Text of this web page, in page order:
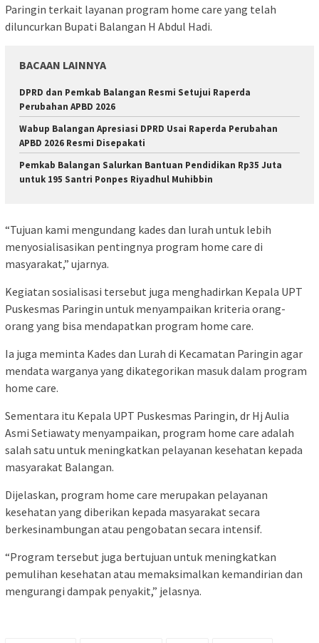
Paringin terkait layanan program home care yang telah
diluncurkan Bupati Balangan H Abdul Hadi.
BACAAN LAINNYA
DPRD dan Pemkab Balangan Resmi Setujui Raperda
Perubahan APBD 2026
Wabup Balangan Apresiasi DPRD Usai Raperda Perubahan
APBD 2026 Resmi Disepakati
Pemkab Balangan Salurkan Bantuan Pendidikan Rp35 Juta
untuk 195 Santri Ponpes Riyadhul Muhibbin
“Tujuan kami mengundang kades dan lurah untuk lebih
menyosialisasikan pentingnya program home care di
masyarakat,” ujarnya.
Kegiatan sosialisasi tersebut juga menghadirkan Kepala UPT
Puskesmas Paringin untuk menyampaikan kriteria orang-
orang yang bisa mendapatkan program home care.
Ia juga meminta Kades dan Lurah di Kecamatan Paringin agar
mendata warganya yang dikategorikan masuk dalam program
home care.
Sementara itu Kepala UPT Puskesmas Paringin, dr Hj Aulia
Asmi Setiawaty menyampaikan, program home care adalah
salah satu untuk meningkatkan pelayanan kesehatan kepada
masyarakat Balangan.
Dijelaskan, program home care merupakan pelayanan
kesehatan yang diberikan kepada masyarakat secara
berkesinambungan atau pengobatan secara intensif.
“Program tersebut juga bertujuan untuk meningkatkan
pemulihan kesehatan atau memaksimalkan kemandirian dan
mengurangi dampak penyakit,” jelasnya.